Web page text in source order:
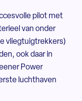
pilot met
van onder
vliegtuigtrekkers)
ook daar in
Power
luchthaven